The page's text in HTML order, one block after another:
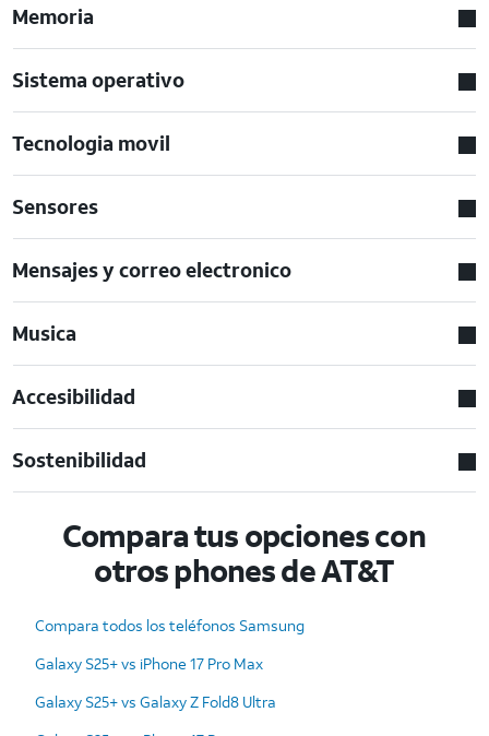
Memoria
Sistema operativo
Tecnologia movil
Sensores
Mensajes y correo electronico
Musica
Accesibilidad
Sostenibilidad
Compara tus opciones con
otros phones de AT&T
Compara todos los teléfonos Samsung
Galaxy S25+ vs iPhone 17 Pro Max
Galaxy S25+ vs Galaxy Z Fold8 Ultra